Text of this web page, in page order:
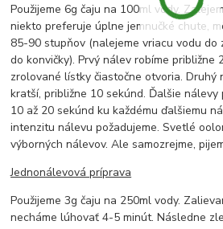
Použijeme 6g čaju na 100ml vody.
niekto preferuje úplne jemnučké chute,
85-90 stupňov (nalejeme vriacu vodu do
do konvičky). Prvý nálev robíme približne
zrolované lístky čiastočne otvoria. Druhý
kratší, približne 10 sekúnd. Ďalšie nálevy
10 až 20 sekúnd ku každému ďalšiemu
intenzitu nálevu požadujeme. Svetlé
výborných nálevov. Ale samozrejme,
Jednonálevová príprava
Použijeme 3g čaju na 250ml vody.
necháme lúhovať 4-5 minút. Následne